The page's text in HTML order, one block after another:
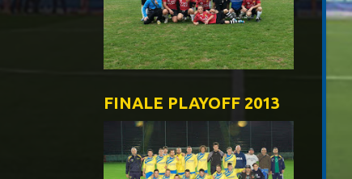
FINALE PLAYOFF 2013